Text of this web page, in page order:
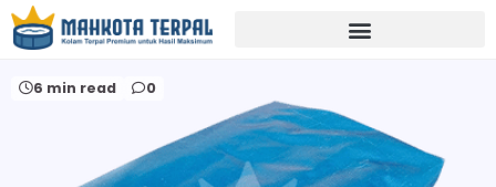
Home budidaya ikan lahan sempit madiun
6 min read 0